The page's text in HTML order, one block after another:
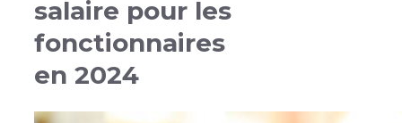
salaire pour les
fonctionnaires
en 2024